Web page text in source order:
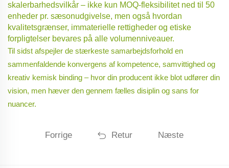
skalerbarhedsvilkår – ikke kun MOQ-fleksibilitet ned til 50
enheder pr. sæsonudgivelse, men også hvordan
kvalitetsgrænser, immaterielle rettigheder og etiske
forpligtelser bevares på alle volumenniveauer.
Til sidst afspejler de stærkeste samarbejdsforhold en
sammenfaldende konvergens af kompetence, samvittighed og
kreativ kemisk binding – hvor din producent ikke blot udfører din
vision, men hæver den gennem fælles disiplin og sans for
nuancer.
Forrige Retur Næste